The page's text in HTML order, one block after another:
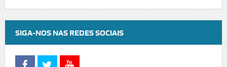
SIGA-NOS NAS REDES SOCIAIS